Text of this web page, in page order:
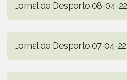
Jornal de Desporto 08-04-22
Jornal de Desporto 07-04-22